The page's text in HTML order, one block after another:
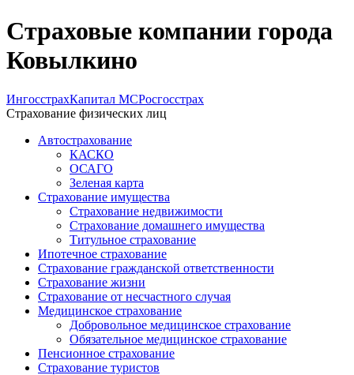
Страховые компании города
Ковылкино
ИнгосстрахКапитал МСРосгосстрах
Страхование физических лиц
Автострахование
КАСКО
ОСАГО
Зеленая карта
Страхование имущества
Страхование недвижимости
Страхование домашнего имущества
Титульное страхование
Ипотечное страхование
Страхование гражданской ответственности
Страхование жизни
Страхование от несчастного случая
Медицинское страхование
Добровольное медицинское страхование
Обязательное медицинское страхование
Пенсионное страхование
Страхование туристов